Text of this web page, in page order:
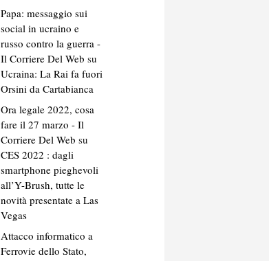
Papa: messaggio sui
social in ucraino e
russo contro la guerra -
Il Corriere Del Web su
Ucraina: La Rai fa fuori
Orsini da Cartabianca
Ora legale 2022, cosa
fare il 27 marzo - Il
Corriere Del Web su
CES 2022 : dagli
smartphone pieghevoli
all’Y-Brush, tutte le
novità presentate a Las
Vegas
Attacco informatico a
Ferrovie dello Stato,